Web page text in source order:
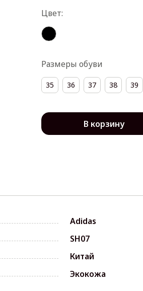
Размеры обуви
35 36 37 38 39
В корзину
Adidas
SH07
Китай
Экокожа